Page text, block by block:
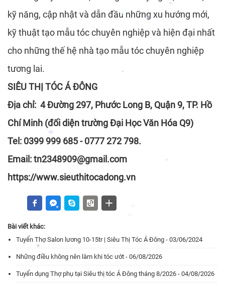
*
*
*
*
*
*
kỹ năng, cập nhật và dẫn đầu những xu hướng mới,
kỹ thuật tạo mẫu tóc chuyên nghiệp và hiện đại nhất
cho những thế hệ nhà tạo mẫu tóc chuyên nghiệp
tương lai.
SIÊU THỊ TÓC Á ĐÔNG
Địa chỉ: 4 Đường 297, Phước Long B, Quận 9, TP. Hồ
Chí Minh (đối diện trường Đại Học Văn Hóa Q9)
Tel: 0399 999 685 - 0777 272 798.
Email: tn2348909@gmail.com
https://www.sieuthitocadong.vn
Bài viết khác:
Tuyển Thợ Salon lương 10-15tr | Siêu Thị Tóc Á Đông - 03/06/2024
Những điều không nên làm khi tóc ướt - 06/08/2026
Tuyển dụng Thợ phụ tại Siêu thị tóc Á Đông tháng 8/2026 - 04/08/2026